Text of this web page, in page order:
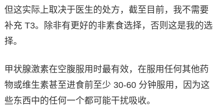
但这实际上取决于医生的处方，截至目前，我不需要
补充 T3。除非有更好的非素食选择，否则这是我的选
择。
甲状腺激素在空腹服用时最有效，在服用任何其他药
物或维生素甚至进食前至少 30-60 分钟服用，因为这
些东西中的任何一个都可能干扰吸收。